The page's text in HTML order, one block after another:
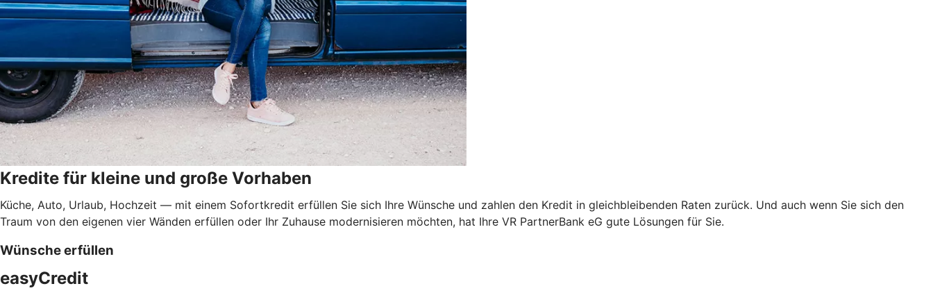
Kredite für kleine und große Vorhaben
Küche, Auto, Urlaub, Hochzeit — mit einem Sofortkredit erfüllen Sie sich Ihre Wünsche und zahlen den Kredit in gleichbleibenden Raten zurück. Und auch wenn Sie sich den
Traum von den eigenen vier Wänden erfüllen oder Ihr Zuhause modernisieren möchten, hat Ihre VR PartnerBank eG gute Lösungen für Sie.
Wünsche erfüllen
easyCredit